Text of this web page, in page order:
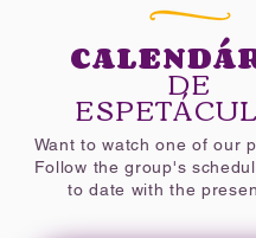
DE
Want to watch one of our
Follow the group's
to date with the